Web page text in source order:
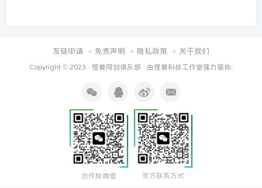
友链申请 免责声明 隐私政策 关于我们
Copyright © 2023 · 怪兽网创俱乐部 · 由怪兽科技工作室强力驱动.
合作加微信 官方联系方式